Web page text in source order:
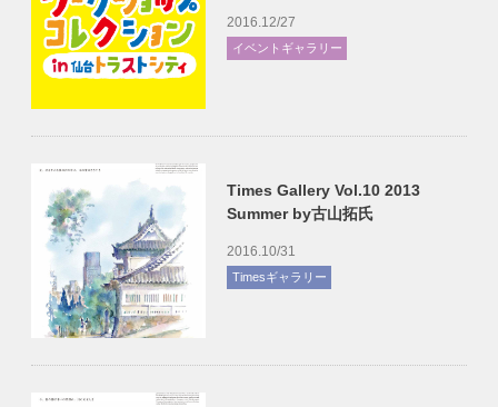
2016.12/27
イベントギャラリー
Times Gallery Vol.10 2013
Summer by古山拓氏
2016.10/31
Timesギャラリー